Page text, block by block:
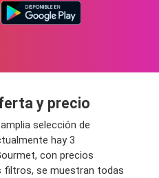
y precio
selección de
hay 3
con precios
filtros, se muestran todas